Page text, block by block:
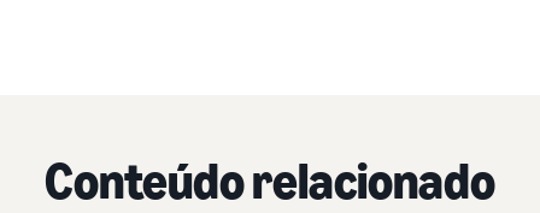
Conteúdo relacionado